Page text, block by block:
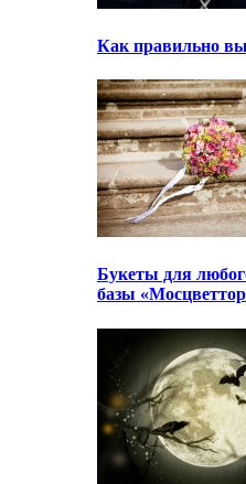
Как правильно
Букеты для
базы